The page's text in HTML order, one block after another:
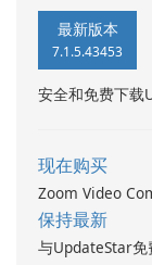
最新版本
7.1.5.43453
安全和免费下载
现在购买
Zoom Video
保持最新
与UpdateStar免